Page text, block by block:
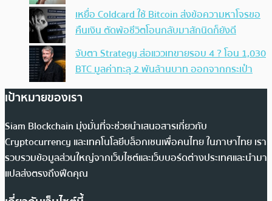
เหยื่อ Coldcard ใช้ Bitcoin ส่งข้อความหาโจรขอ
คืนเงิน ตัดพ้อชีวิตโอนกลับมาสักนิดก็ยังดี
จับตา Strategy ส่อแววเทขายรอบ 4 ? โอน 1,030
BTC มูลค่าทะลุ 2 พันล้านบาท ออกจากกระเป๋า
เป้าหมายของเรา
Siam Blockchain มุ่งมั่นที่จะช่วยนำเสนอสารเกี่ยวกับ
Cryptocurrency และเทคโนโลยีบล็อกเชนเพื่อคนไทย ในภาษาไทย เรา
รวบรวมข้อมูลส่วนใหญ่จากเว็บไซต์และเว็บบอร์ดต่างประเทศและนำมา
แปลส่งตรงถึงฟีดคุณ